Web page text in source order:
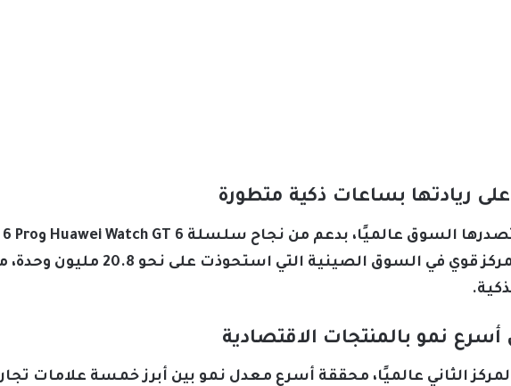
ريادتها بساعات ذكية متطورة
مليون وحدة، مع تمركز قوي في
نمو بالمنتجات الاقتصادية